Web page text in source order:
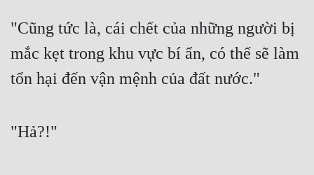
Thanh Xuân
Tiên Hiệp
Tiểu Thuyết
"Cũng tức là, cái chết của những người bị
mắc kẹt trong khu vực bí ẩn, có thể sẽ làm
tổn hại đến vận mệnh của đất nước."
"Hả?!"